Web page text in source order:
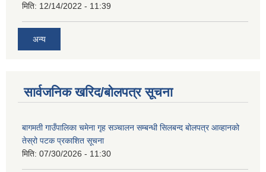
मिति: 12/14/2022 - 11:39
अन्य
सार्वजनिक खरिद/बोलपत्र सूचना
बागमती गाउँपालिका चमेना गृह सञ्चालन सम्बन्धी सिलबन्द बोलपत्र आव्हानको
तेस्रो पटक प्रकाशित सूचना
मिति: 07/30/2026 - 11:30